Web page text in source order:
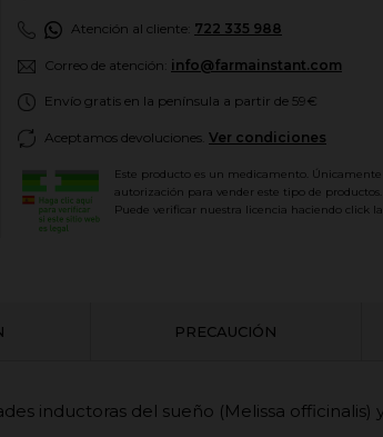
Atención al cliente: 722 335 988
Correo de atención: info@farmainstant.com
Envío gratis en la península a partir de 59€
Aceptamos devoluciones. Ver condiciones
Este producto es un medicamento.
autorización para vender este tipo de productos.
Puede verificar nuestra licencia haciendo click
PRECAUCIÓN
inductoras del sueño (Melissa officinalis)